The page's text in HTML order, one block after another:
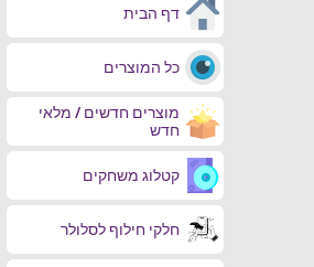
דף הבית
כל המוצרים
מוצרים חדשים / מלאי
חדש
קטלוג משחקים
חלקי חילוף לסלולר